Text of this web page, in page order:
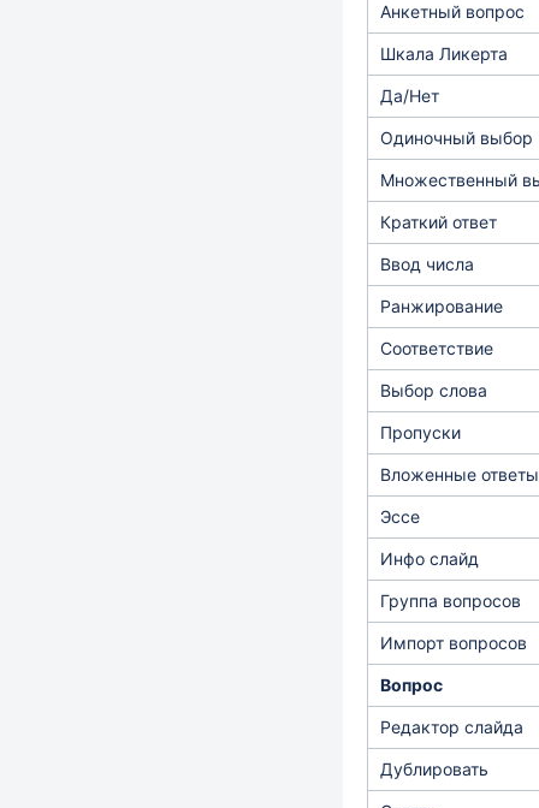
Анкетный вопрос
Шкала Ликерта
Да/Нет
Одиночный выбор
Множественный
Краткий ответ
Ввод числа
Ранжирование
Соответствие
Выбор слова
Пропуски
Вложенные ответы
Эссе
Инфо слайд
Группа вопросов
Импорт вопросов
Вопрос
Редактор слайда
Дублировать